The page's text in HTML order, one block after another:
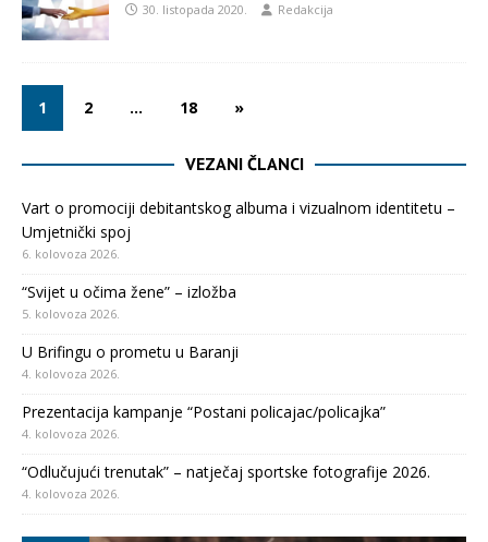
30. listopada 2020. Redakcija
1 2 … 18 »
VEZANI ČLANCI
Vart o promociji debitantskog albuma i vizualnom identitetu –
Umjetnički spoj
6. kolovoza 2026.
“Svijet u očima žene” – izložba
5. kolovoza 2026.
U Brifingu o prometu u Baranji
4. kolovoza 2026.
Prezentacija kampanje “Postani policajac/policajka”
4. kolovoza 2026.
“Odlučujući trenutak” – natječaj sportske fotografije 2026.
4. kolovoza 2026.